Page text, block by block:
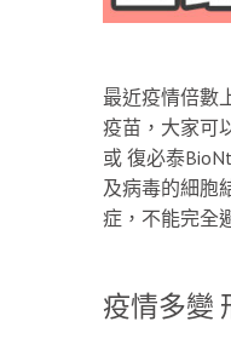
最近疫情倍數
疫苗，大家可
或 復必泰
及病毒的細胞
症，不能完全
疫情多變